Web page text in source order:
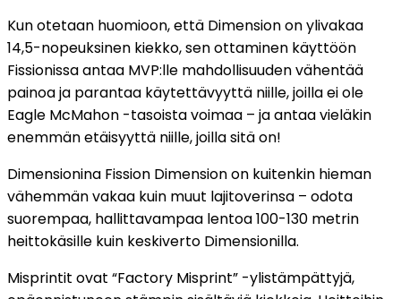
Kun otetaan huomioon, että Dimension on ylivakaa
14,5-nopeuksinen kiekko, sen ottaminen käyttöön
Fissionissa antaa MVP:lle mahdollisuuden vähentää
painoa ja parantaa käytettävyyttä niille, joilla ei ole
Eagle McMahon -tasoista voimaa – ja antaa vieläkin
enemmän etäisyyttä niille, joilla sitä on!
Dimensionina Fission Dimension on kuitenkin hieman
vähemmän vakaa kuin muut lajitoverinsa – odota
suorempaa, hallittavampaa lentoa 100-130 metrin
heittokäsille kuin keskiverto Dimensionilla.
Misprintit ovat “Factory Misprint” -ylistämpättyjä,